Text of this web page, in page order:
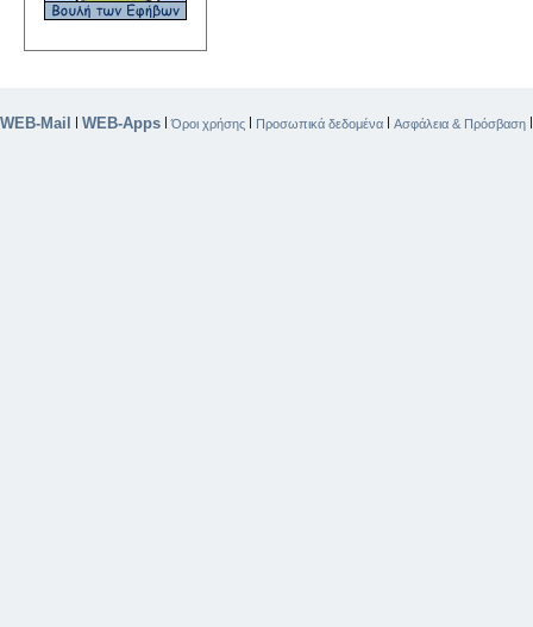
WEB-Mail WEB-Apps |Όροι χρήσης Προσωπικά δεδομένα Ασφάλεια & Πρόσβαση